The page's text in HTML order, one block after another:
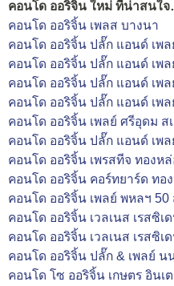
คอนโด ออริจิ้น ใหม่ ที่น่าสนใ
คอนโด ออริจิ้น เพลส บางนา
คอนโด ออริจิ้น ปลั๊ก แอนด์ เพ
คอนโด ออริจิ้น ปลั๊ก แอนด์ เพ
คอนโด ออริจิ้น ปลั๊ก แอนด์ เพ
คอนโด ออริจิ้น ปลั๊ก แอนด์ เพ
คอนโด ออริจิ้น เพลย์ ศรีอุดม ส
คอนโด ออริจิ้น ปลั๊ก แอนด์ เพ
คอนโด ออริจิ้น เพรสทีจ ทองหล่
คอนโด ออริจิ้น คอร์ทยาร์ด ทอ
คอนโด ออริจิ้น เพลย์ พหลฯ 50
คอนโด ออริจิ้น เวลเนส เรสซิเ
คอนโด ออริจิ้น เวลเนส เรสซิ
คอนโด ออริจิ้น ปลั๊ก & เพลย์ น
คอนโด โซ ออริจิ้น เกษตร อินเ